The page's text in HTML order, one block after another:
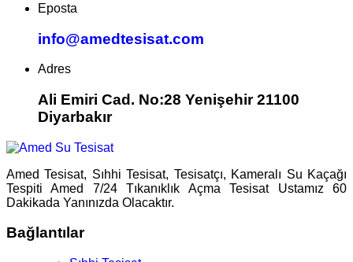
Eposta
info@amedtesisat.com
Adres
Ali Emiri Cad. No:28 Yenişehir 21100
Diyarbakır
Amed Tesisat, Sıhhi Tesisat, Tesisatçı, Kameralı Su Kaçağı
Tespiti Amed 7/24 Tıkanıklık Açma Tesisat Ustamız 60
Dakikada Yanınızda Olacaktır.
Bağlantılar